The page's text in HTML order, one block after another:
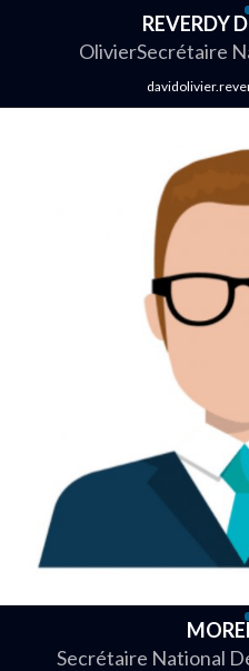
REVERDY
OlivierSecrétaire
Secrétaire National